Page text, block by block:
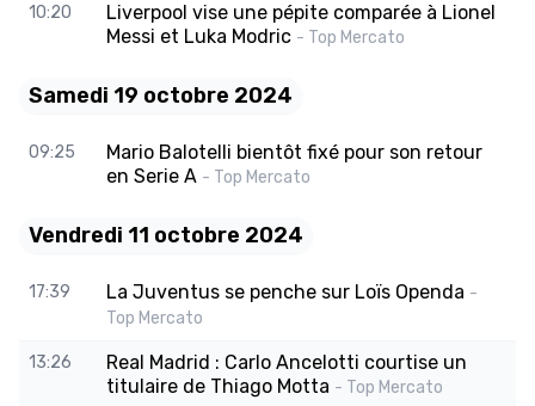
10:20
Liverpool vise une pépite comparée à Lionel
Messi et Luka Modric - Top Mercato
Samedi 19 octobre 2024
09:25
Mario Balotelli bientôt fixé pour son retour
en Serie A - Top Mercato
Vendredi 11 octobre 2024
17:39 La Juventus se penche sur Loïs Openda -
Top Mercato
13:26
Real Madrid : Carlo Ancelotti courtise un
titulaire de Thiago Motta - Top Mercato